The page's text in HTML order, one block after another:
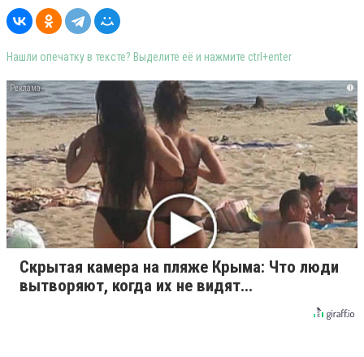
Нашли опечатку в тексте? Выделите её и нажмите ctrl+enter
i
Скрытая камера на пляже Крыма: Что люди
вытворяют, когда их не видят...